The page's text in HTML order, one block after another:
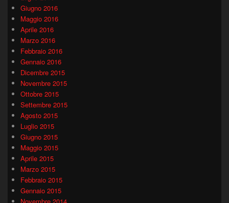
Giugno 2016
Maggio 2016
Aprile 2016
Marzo 2016
Febbraio 2016
Gennaio 2016
Dicembre 2015
Novembre 2015
Ottobre 2015
Settembre 2015
Agosto 2015
Luglio 2015
Giugno 2015
Maggio 2015
Aprile 2015
Marzo 2015
Febbraio 2015
Gennaio 2015